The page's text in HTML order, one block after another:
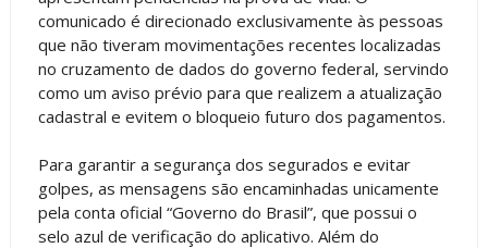
comunicado é direcionado exclusivamente às pessoas
que não tiveram movimentações recentes localizadas
no cruzamento de dados do governo federal, servindo
como um aviso prévio para que realizem a atualização
cadastral e evitem o bloqueio futuro dos pagamentos.
Para garantir a segurança dos segurados e evitar
golpes, as mensagens são encaminhadas unicamente
pela conta oficial “Governo do Brasil”, que possui o
selo azul de verificação do aplicativo. Além do